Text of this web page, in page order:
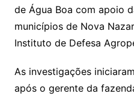
de Água Boa com apoio
municípios de Nova
Instituto de Defesa
As investigações
após o gerente da